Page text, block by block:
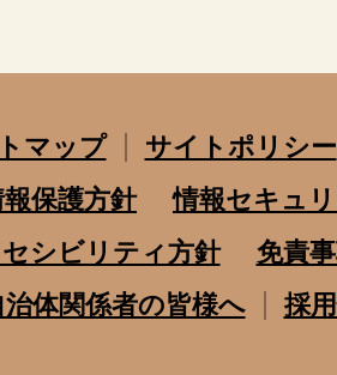
マップ
サイトポリシー
保護方針
情報セキュ
シビリティ方針
免責
治体関係者の皆様へ
採